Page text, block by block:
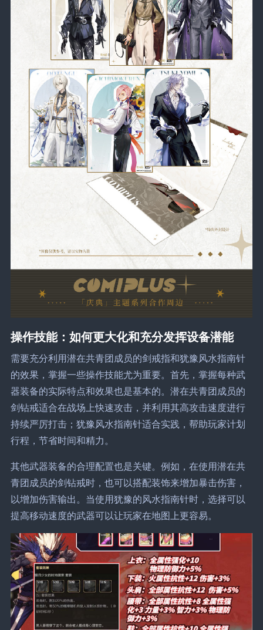
操作技能：如何更大化和充分发挥设备潜能
需要充分利用潜在共青团成员的剑戒指和犹豫风水指南针
的效果，掌握一些操作技能尤为重要。首先，掌握每种武
器装备的实际特点和效果也是基本的。潜在共青团成员的
剑钻戒适合在战场上快速攻击，并利用其高攻击速度进行
持续严厉打击；犹豫风水指南针适合实践，帮助玩家计划
行程，节省时间和精力。
其他武器装备的合理配置也是关键。例如，在使用潜在共
青团成员的剑钻戒时，也可以搭配装饰来增加暴击伤害，
以增加伤害输出。当使用犹豫的风水指南针时，选择可以
提高移动速度的武器可以让玩家在地图上更容易。